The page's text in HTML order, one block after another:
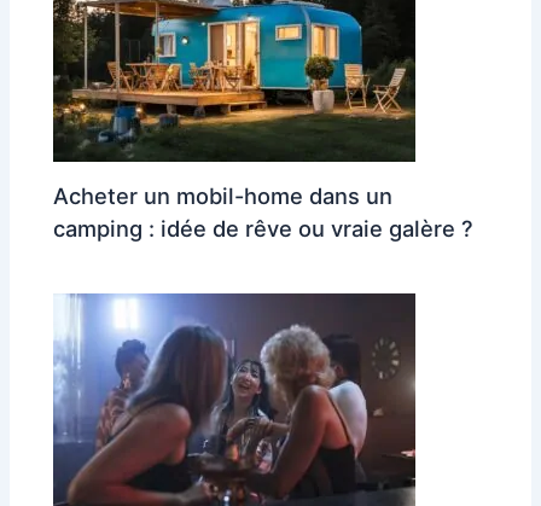
Acheter un mobil-home dans un
camping : idée de rêve ou vraie galère ?